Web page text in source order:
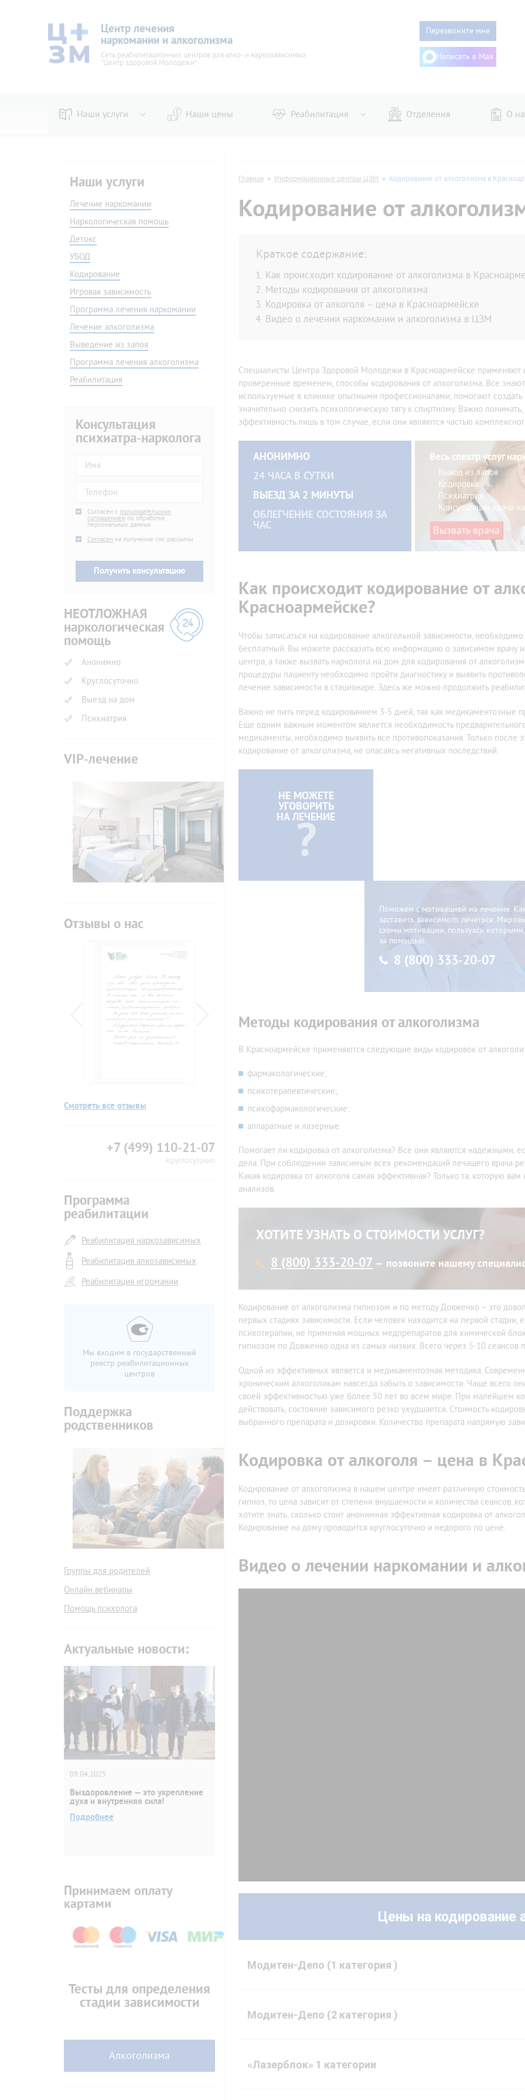
Центр лечения
наркомании и алкоголизма
Сеть реабилитационных центров для алко- и наркозависимых
"Центр здоровой Молодежи"
Перезвоните мне
Написать в Max
Наши услуги
Детокс
УБОД
Кодирование
В стационаре
Амбулаторно
На дому
Подростковой
Игровая зависимость
Программа лечения наркомании
Мотивация на лечение
Снятие ломки
Снятие ломки в стационаре
Стационарное
Амбулаторное
Принудительное
Программа лечения алкоголизма
Нарколог на дом
Детоксикация организма от алкоголя
Капельница от запоя
Гипнозом
По методу Довженко
По методу Шичко
Ресоциализация
Вывод из запоя на дому
Капельница от похмелья
Дисульфирамом
Эспераль
Вивитролом
Налтрексоном
Кодирование на дому
Лазерное кодирование
Наши цены Реабилитация Отделения О
Главная » Информационные центры ЦЗМ » Кодирование от алкоголизма в
Кодирование от
Краткое содержание:
Как происходит кодирование от алкоголизма в
Методы кодирования от алкоголизма
Кодировка от алкоголя – цена в Красноармейске
Видео о лечении наркомании и алкоголизма в ЦЗМ
Специалисты Центра Здоровой Молодежи в Красноармейске применяют
проверенные временем, способы кодирования от алкоголизма. Все
используемые в клинике опытными профессионалами, помогают создать
значительно снизить психологическую тягу к спиртному. Важно
эффективность лишь в том случае, если они являются частью
АНОНИМНО
24 ЧАСА В СУТКИ
ВЫЕЗД ЗА 2 МИНУТЫ
ОБЛЕГЧЕНИЕ СОСТОЯНИЯ ЗА
ЧАС
Весь спектр услуг
Вывод из запоя
Кодировка
Психиатрия
Консультация врача-
Вызвать врача
Как происходит кодирование от
Красноармейске?
Чтобы записаться на кодирование алкогольной зависимости,
бесплатный. Вы можете рассказать всю информацию о зависимом врачу и
центра, а также вызвать нарколога на дом для кодирования от
процедуры пациенту необходимо пройти диагностику и выявить
лечение зависимости в стационаре. Здесь же можно продолжить
Важно не пить перед кодированием 3-5 дней, так как медикаментозные
Еще одним важным моментом является необходимость
медикаменты, необходимо выявить все противопоказания. Только после
кодирование от алкоголизма, не опасаясь негативных последствий.
НЕ МОЖЕТЕ
УГОВОРИТЬ
НА ЛЕЧЕНИЕ
?
Поможем с мотивацией на лечение.
заставить зависимого лечиться.
схемы мотивации, пользуясь
за помощью.
8 (800) 333-20-07
Методы кодирования от алкоголизма
В Красноармейске применяются следующие виды кодировок от
фармакологические;
психотерапевтические;
психофармакологические;
аппаратные и лазерные.
Помогает ли кодировка от алкоголизма? Все они являются надежными,
дела. При соблюдении зависимым всех рекомендаций лечащего врача
Какая кодировка от алкоголя самая эффективная? Только та, которую вам
анализов.
ХОТИТЕ УЗНАТЬ О СТОИМОСТИ УСЛУГ?
8 (800) 333-20-07 — позвоните нашему
Кодирование от алкоголизма гипнозом и по методу Довженко – это
первых стадиях зависимости. Если человек находится на первой
психотерапии, не применяя мощных медпрепаратов для химической
гипнозом по Довженко одна из самых низких. Всего через 5-10 сеансов
Одной из эффективных является и медикаментозная методика.
хроническим алкоголикам навсегда забыть о зависимости. Чаще всего
своей эффективностью уже более 50 лет во всем мире. При малейшем
действовать, состояние зависимого резко ухудшается. Стоимость
выбранного препарата и дозировки. Количество препарата напрямую
Кодировка от алкоголя – цена в
Кодирование от алкоголизма в нашем центре имеет различную
гипноз, то цена зависит от степени внушаемости и количества сеансов,
хотите знать, сколько стоит анонимная эффективная кодировка от
Кодирование на дому проводится круглосуточно и недорого по цене.
Видео о лечении наркомании и
Цены на кодирование
Модитен-Депо (1 категория )
Модитен-Депо (2 категория )
«Лазерблок» 1 категории
Наши услуги
Лечение наркомании
Наркологическая помощь
Детокс
УБОД
Кодирование
Игровая зависимость
Программа лечения наркомании
Лечение алкоголизма
Выведение из запоя
Программа лечения алкоголизма
Реабилитация
Консультация
психиатра-нарколога
Agree*
Согласен с пользовательским
соглашением по обработке
персональных данных
SMS
Согласен на получение смс рассылки
НЕОТЛОЖНАЯ
наркологическая
помощь
Анонимно
Круглосуточно
Выезд на дом
Психиатрия
VIP-лечение
Отзывы о нас
Смотреть все отзывы
+7 (499) 110-21-07
Круглосуточно
Программа
реабилитации
Реабилитация наркозависимых
Реабилитация алкозависимых
Реабилитация игромании
Мы входим в государственный
реестр реабилитационных
центров
Поддержка
родственников
Группы для родителей
Онлайн вебинары
Помощь психолога
Актуальные новости:
09.04.2025
Выздоровление — это укрепление
духа и внутренняя сила!
Подробнее
Принимаем оплату
картами
Тесты для определения
стадии зависимости
Алкоголизма